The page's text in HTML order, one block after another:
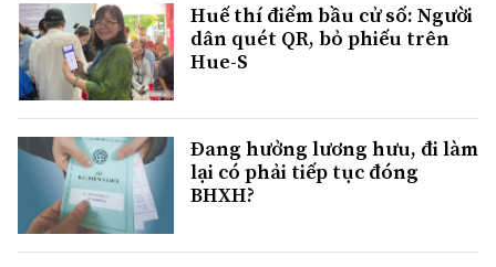
Huế thí điểm bầu cử số: Người
dân quét QR, bỏ phiếu trên
Hue-S
Đang hưởng lương hưu, đi làm
lại có phải tiếp tục đóng
BHXH?